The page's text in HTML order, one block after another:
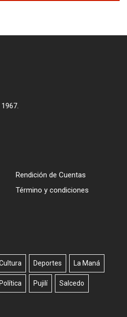
Rendición de Cuentas
Término y condiciones
Deportes La Maná
Pujilí Salcedo